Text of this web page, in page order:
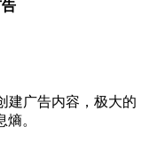
建广告内容，极大的
。